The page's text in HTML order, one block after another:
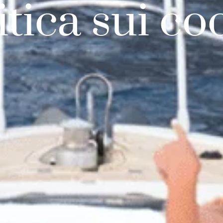
sui